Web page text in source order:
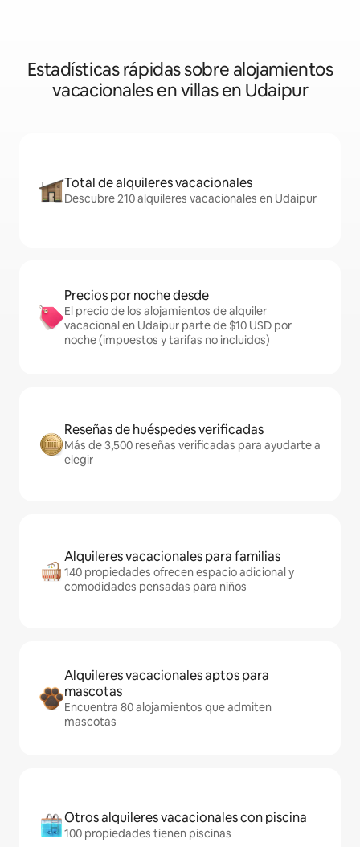
Estadísticas rápidas sobre alojamientos
vacacionales en villas en Udaipur
Total de alquileres vacacionales
Descubre 210 alquileres vacacionales en Udaipur
Precios por noche desde
El precio de los alojamientos de alquiler
vacacional en Udaipur parte de $10 USD por
noche (impuestos y tarifas no incluidos)
Reseñas de huéspedes verificadas
Más de 3,500 reseñas verificadas para ayudarte a
elegir
Alquileres vacacionales para familias
140 propiedades ofrecen espacio adicional y
comodidades pensadas para niños
Alquileres vacacionales aptos para
mascotas
Encuentra 80 alojamientos que admiten
mascotas
Otros alquileres vacacionales con piscina
100 propiedades tienen piscinas